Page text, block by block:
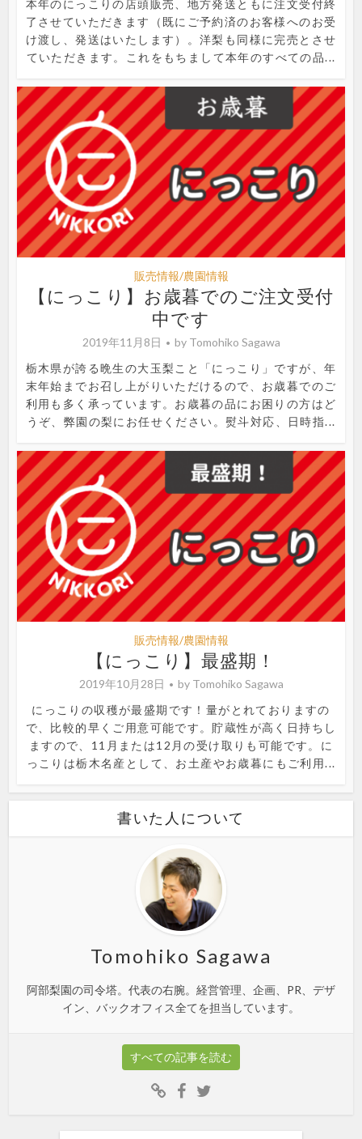
本年のにっこりの店頭販売、地方発送ともに注文受付終
了させていただきます（既にご予約済のお客様へのお受
け渡し、発送はいたします）。洋梨も同様に完売とさせ
ていただきます。これをもちまして本年のすべての品...
販売情報/農園情報
【にっこり】お歳暮でのご注文受付
中です
2019年11月8日 by Tomohiko Sagawa
栃木県が誇る晩生の大玉梨こと「にっこり」ですが、年
末年始までお召し上がりいただけるので、お歳暮でのご
利用も多く承っています。お歳暮の品にお困りの方はど
うぞ、弊園の梨にお任せください。熨斗対応、日時指...
販売情報/農園情報
【にっこり】最盛期！
2019年10月28日 by Tomohiko Sagawa
にっこりの収穫が最盛期です！量がとれておりますの
で、比較的早くご用意可能です。貯蔵性が高く日持ちし
ますので、11月または12月の受け取りも可能です。に
っこりは栃木名産として、お土産やお歳暮にもご利用...
書いた人について
Tomohiko Sagawa
阿部梨園の司令塔。代表の右腕。経営管理、企画、PR、デザ
イン、バックオフィス全てを担当しています。
すべての記事を読む